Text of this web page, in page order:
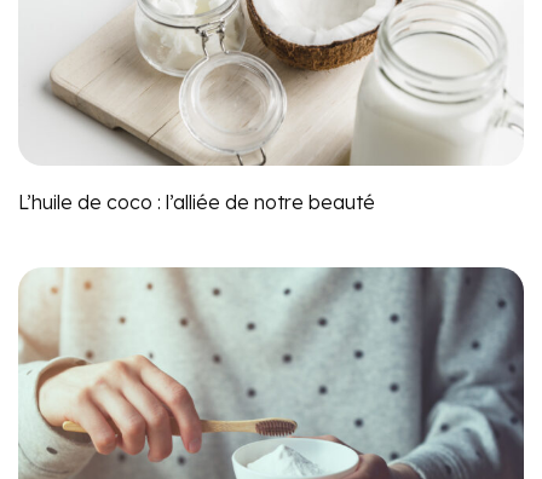
L’huile de coco : l’alliée de notre beauté